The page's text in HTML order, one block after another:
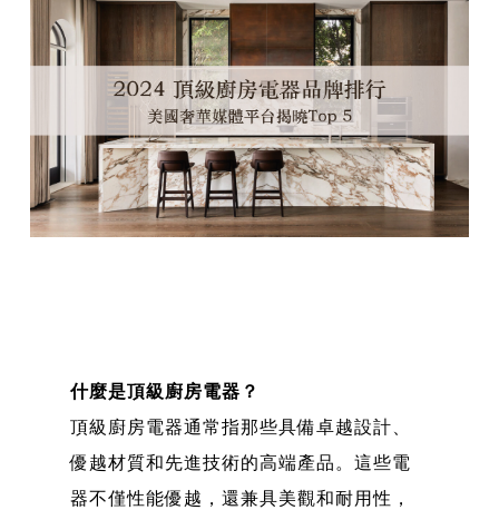
什麼是頂級廚房電器？
頂級廚房電器通常指那些具備卓越設計、
優越材質和先進技術的高端產品。這些電
器不僅性能優越，還兼具美觀和耐用性，